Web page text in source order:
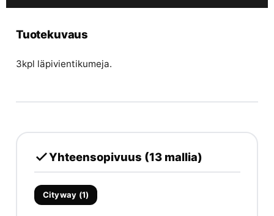
Tuotekuvaus
3kpl läpivientikumeja.
Yhteensopivuus (13 mallia)
Cityway (1)